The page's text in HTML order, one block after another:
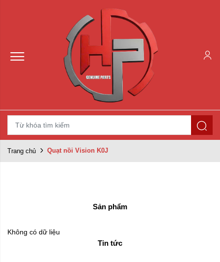
Trang chủ Quạt nồi Vision K0J
Sản phẩm
Không có dữ liệu
Tin tức